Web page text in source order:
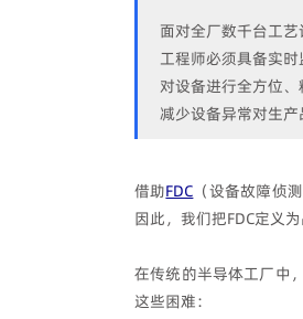
面对全厂数千台工艺
工程师必须具备实时
对设备进行全方位、
减少设备异常对生产
借助FDC （设备故障侦
因此，我们把FDC定义
在传统的半导体工厂中
这些困难：